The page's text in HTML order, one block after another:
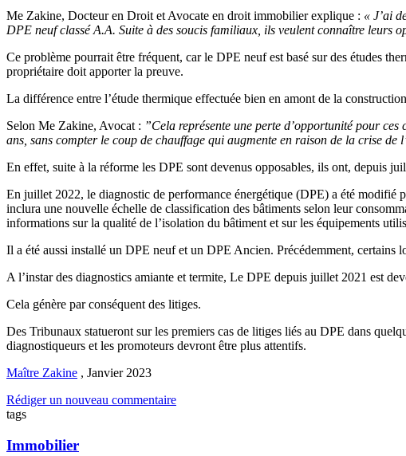
Me Zakine, Docteur en Droit et Avocate en droit immobilier explique : « J’ai
DPE neuf classé A.A. Suite à des soucis familiaux, ils veulent connaître leurs
Ce problème pourrait être fréquent, car le DPE neuf est basé sur des études
propriétaire doit apporter la preuve.
La différence entre l’étude thermique effectuée bien en amont de la
Selon Me Zakine, Avocat : ”Cela représente une perte d’opportunité pour
ans, sans compter le coup de chauffage qui augmente en raison de la crise de
En effet, suite à la réforme les DPE sont devenus opposables, ils ont, depuis
En juillet 2022, le diagnostic de performance énergétique (DPE) a été modifié
inclura une nouvelle échelle de classification des bâtiments selon leur
informations sur la qualité de l’isolation du bâtiment et sur les équipements
Il a été aussi installé un DPE neuf et un DPE Ancien. Précédemment,
A l’instar des diagnostics amiante et termite, Le DPE depuis juillet 2021 est
Cela génère par conséquent des litiges.
Des Tribunaux statueront sur les premiers cas de litiges liés au DPE dans
diagnostiqueurs et les promoteurs devront être plus attentifs.
Maître Zakine , Janvier 2023
Rédiger un nouveau commentaire
tags
Immobilier